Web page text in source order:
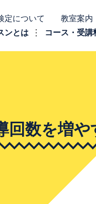
定について 教室案内
ンとは
コース・受講
回数を増